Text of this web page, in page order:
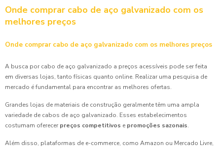
Onde comprar cabo de aço galvanizado com os
melhores preços
Onde comprar cabo de aço galvanizado com os melhores preços
A busca por cabo de aço galvanizado a preços acessíveis pode ser feita
em diversas lojas, tanto físicas quanto online. Realizar uma pesquisa de
mercado é fundamental para encontrar as melhores ofertas.
Grandes lojas de materiais de construção geralmente têm uma ampla
variedade de cabos de aço galvanizado. Esses estabelecimentos
costumam oferecer preços competitivos e promoções sazonais.
Além disso, plataformas de e-commerce, como Amazon ou Mercado Livre,